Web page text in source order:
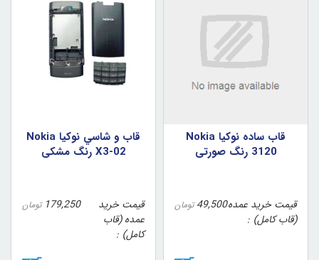
قاب ساده نوکيا Nokia
3120 رنگ صورتي
قیمت خرید عمده
(قاب کامل)
49,500 تومان
قاب و شاسي نوکيا Nokia
X3-02 رنگ مشکي
قیمت خرید
عمده (قاب
کامل)
179,250 تومان